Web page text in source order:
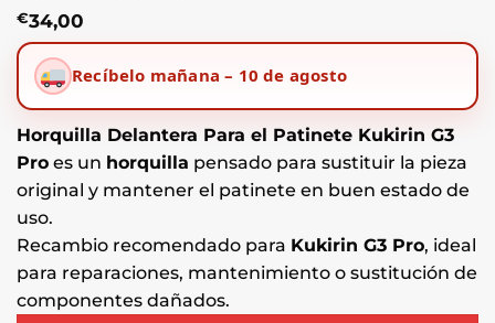
€34,00
Recíbelo mañana – 10 de agosto
Horquilla Delantera Para el Patinete Kukirin G3
Pro es un horquilla pensado para sustituir la pieza
original y mantener el patinete en buen estado de
uso.
Recambio recomendado para Kukirin G3 Pro, ideal
para reparaciones, mantenimiento o sustitución de
componentes dañados.